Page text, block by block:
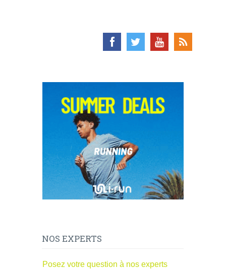
NOS EXPERTS
Posez votre question à nos experts